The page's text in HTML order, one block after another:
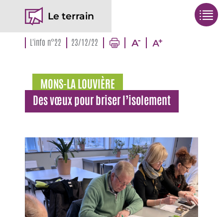
Le terrain
L'info n°22 23/12/22
MONS-LA LOUVIÈRE
Des vœux pour briser l’isolement